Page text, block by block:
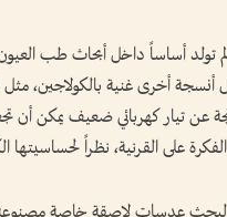
لم تولد أساساً داخل أبحاث طب
أخرى غنية بالكولاجين،
عن تيار كهربائي ضعيف يمكن
على القرنية، نظراً